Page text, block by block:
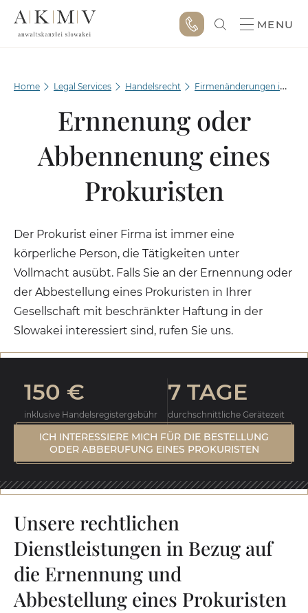
MENU
Home Legal Services Handelsrecht Firmenänderungen im HR
Ernnenung oder
Abbennenung eines
Prokuristen
Der Prokurist einer Firma ist immer eine
körperliche Person, die Tätigkeiten unter
Vollmacht ausübt. Falls Sie an der Ernennung oder
der Abbestellung eines Prokuristen in Ihrer
Gesellschaft mit beschränkter Haftung in der
Slowakei interessiert sind, rufen Sie uns.
150 €
inklusive Handelsregistergebühr
7 TAGE
durchschnittliche Gerätezeit
ICH INTERESSIERE MICH FÜR DIE BESTELLUNG
ODER ABBERUFUNG EINES PROKURISTEN
Unsere rechtlichen
Dienstleistungen in Bezug auf
die Ernennung und
Abbestellung eines Prokuristen